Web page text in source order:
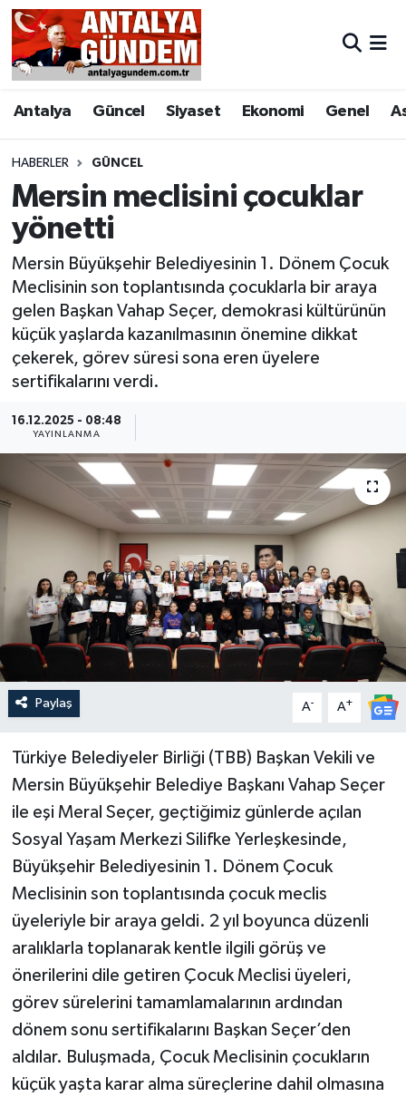
Antalya Güncel Siyaset Ekonomi Genel
HABERLER GÜNCEL
Mersin meclisini çocuklar
yönetti
Mersin Büyükşehir Belediyesinin 1. Dönem Çocuk
Meclisinin son toplantısında çocuklarla bir araya
gelen Başkan Vahap Seçer, demokrasi kültürünün
küçük yaşlarda kazanılmasının önemine dikkat
çekerek, görev süresi sona eren üyelere
sertifikalarını verdi.
16.12.2025 - 08:48
YAYINLANMA
Paylaş A- A+
Türkiye Belediyeler Birliği (TBB) Başkan Vekili ve
Mersin Büyükşehir Belediye Başkanı Vahap Seçer
ile eşi Meral Seçer, geçtiğimiz günlerde açılan
Sosyal Yaşam Merkezi Silifke Yerleşkesinde,
Büyükşehir Belediyesinin 1. Dönem Çocuk
Meclisinin son toplantısında çocuk meclis
üyeleriyle bir araya geldi. 2 yıl boyunca düzenli
aralıklarla toplanarak kentle ilgili görüş ve
önerilerini dile getiren Çocuk Meclisi üyeleri,
görev sürelerini tamamlamalarının ardından
dönem sonu sertifikalarını Başkan Seçer’den
aldılar. Buluşmada, Çocuk Meclisinin çocukların
küçük yaşta karar alma süreçlerine dahil olmasına
Antalya
Asayiş
Bilim & Teknoloji
Bölge
EĞİTİM
Genel
Görüntülü Haber
Güncel
Kültür & Sanat
Magazin
Resmi İlan
Sağlık & Yaşam
Siyaset
Spor
Antalya Nöbetçi Eczaneler
Antalya Hava Durumu
Antalya Namaz Vakitleri
Antalya Trafik Yoğunluk Haritası
Süper Lig Puan Durumu ve Fikstür
Tüm Manşetler
Son Dakika Haberleri
Haber Arşivi